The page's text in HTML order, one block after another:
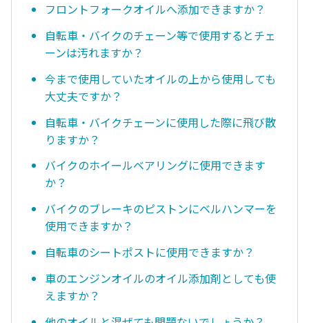
フロントフォークオイルへ添加できますか？
自転車・バイクのチェーン等で使用するとチェ
ーンは汚れますか？
今まで使用していたオイルの上から使用しても
大丈夫ですか？
自転車・バイクチェーンに使用した際に飛び散
りますか？
バイクのホイールベアリングに使用できます
か？
バイクのブレーキのピストンにベルハンマーを
使用できますか？
自転車のシートポストに使用できますか？
車のエンジンオイルのオイル添加剤としても使
えますか？